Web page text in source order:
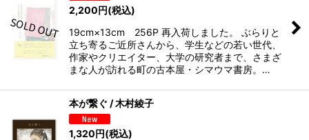
2,200円(税込)
19cm×13cm 256P 再入荷しました。 ぶらりと
立ち寄るご近所さんから、学生などの若い世代、
作家やクリエイター、大学の研究者まで、さまざ
まな人が訪れる町の古本屋・シマウマ書房。…
本が繋ぐ / 木村綾子
1,320円(税込)